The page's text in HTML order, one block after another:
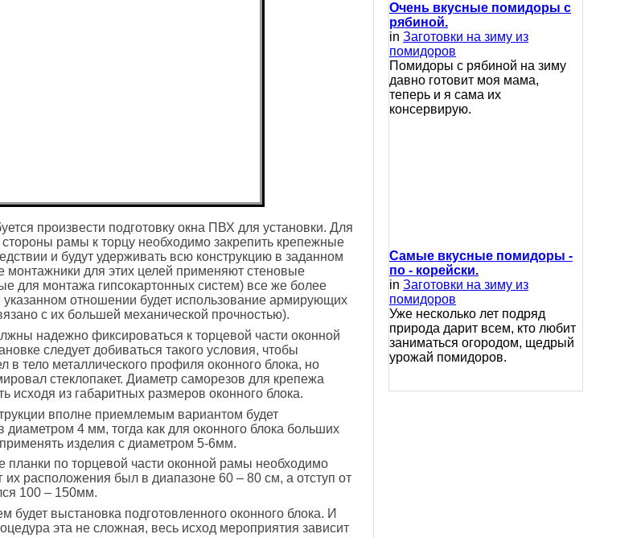
произвести подготовку окна ПВХ для установки. Для
рамы к торцу необходимо закрепить крепежные
и будут удерживать всю конструкцию в заданном
монтажники для этих целей применяют стеновые
для монтажа гипсокартонных систем) все же более
отношении будет использование армирующих
с их большей механической прочностью).
надежно фиксироваться к торцевой части оконной
следует добиваться такого условия, чтобы
тело металлического профиля оконного блока, но
стеклопакет. Диаметр саморезов для крепежа
исходя из габаритных размеров оконного блока.
вполне приемлемым вариантом будет
диаметром 4 мм, тогда как для оконного блока больших
изделия с диаметром 5-6мм.
планки по торцевой части оконной рамы необходимо
расположения был в диапазоне 60 – 80 см, а отступ от
100 – 150мм.
будет выстановка подготовленного оконного блока. И
эта не сложная, весь исход мероприятия зависит
Очень вкусные помидоры с
рябиной.
in Заготовки на зиму из
помидоров
Помидоры с рябиной на зиму
давно готовит моя мама,
теперь и я сама их
консервирую.
Самые вкусные помидоры -
по - корейски.
in Заготовки на зиму из
помидоров
Уже несколько лет подряд
природа дарит всем, кто любит
заниматься огородом, щедрый
урожай помидоров.